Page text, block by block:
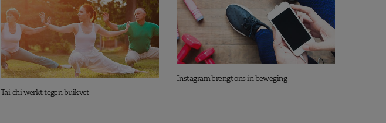
Tai-chi werkt tegen buikvet
Instagram brengt ons in beweging